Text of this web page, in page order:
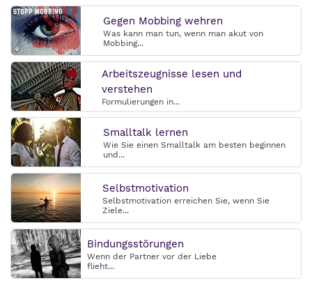
Gegen Mobbing wehren
Was kann man tun, wenn man akut von
Mobbing...
Arbeitszeugnisse lesen und
verstehen
Formulierungen in...
Smalltalk lernen
Wie Sie einen Smalltalk am besten beginnen
und...
Selbstmotivation
Selbstmotivation erreichen Sie, wenn Sie
Ziele...
Bindungsstörungen
Wenn der Partner vor der Liebe
flieht...